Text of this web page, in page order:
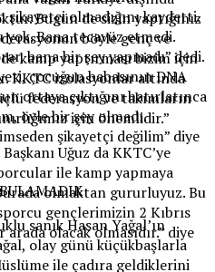
şikayetçi olmadığını kaydetti.
yok. Bana tecavüz etmedi.
bana bir şey yapmadı” dedi.
çocuğun babasının DNA
ortaya çıktığını hatırlatınca
öyle bir şey olmadı.
şikayetçi değilim” diye
sanık Hasan Yağal’ın
olay günü küçükbaşlarla
ile çadıra geldiklerini
Bugün de sizin yaptığınız
böyle genç ve
kamp yaptırması bizim için
KKTC izolasyonlar altında
federasyon ve takımların
için önemlidir.”
Uğuz da KKTC’ye
ile kamp yapmaya
olmaktan gururluyuz. Bu
gençlerimizin 2 Kıbrıs
olacak olmasıdır.” diye